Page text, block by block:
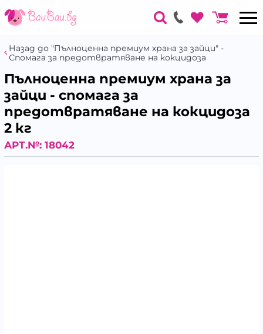
Назад до "Пълноценна премиум храна за зайци" -
Спомага за предотвратяване на кокцидоза
Пълноценна премиум храна за
зайци - спомага за
предотвратяване на кокцидоза
2 кг
АРТ.№: 18042